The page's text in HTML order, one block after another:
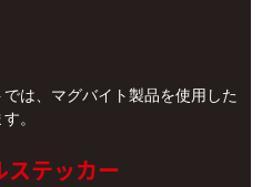
は、マグバイト製品を使用した
。
ステッカー